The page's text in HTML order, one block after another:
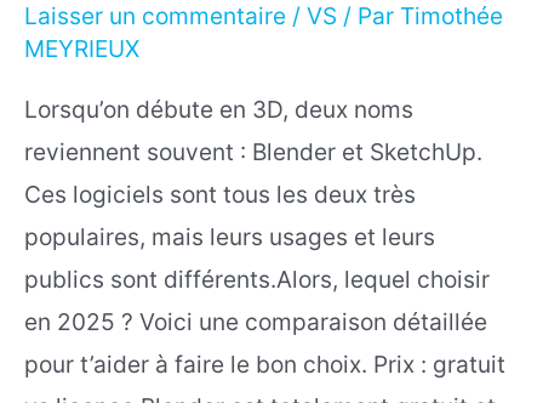
Laisser un commentaire / VS / Par Timothée
MEYRIEUX
Lorsqu’on débute en 3D, deux noms
reviennent souvent : Blender et SketchUp.
Ces logiciels sont tous les deux très
populaires, mais leurs usages et leurs
publics sont différents.Alors, lequel choisir
en 2025 ? Voici une comparaison détaillée
pour t’aider à faire le bon choix. Prix : gratuit